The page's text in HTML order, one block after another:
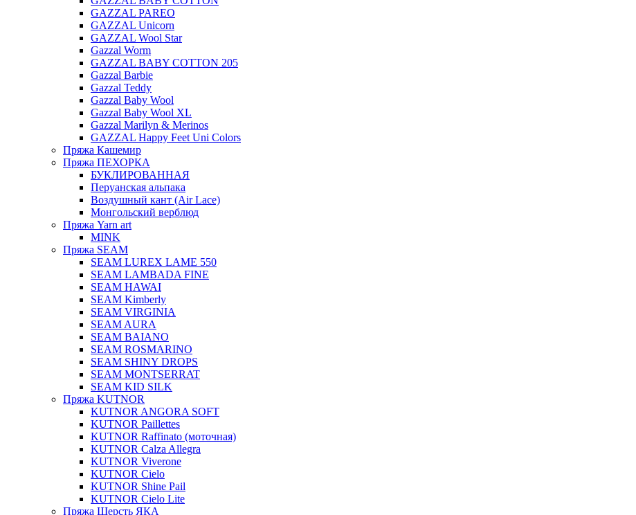
GAZZAL PAREO
GAZZAL Unicorn
GAZZAL Wool Star
Gazzal Worm
GAZZAL BABY COTTON 205
Gazzal Barbie
Gazzal Teddy
Gazzal Baby Wool
Gazzal Baby Wool XL
Gazzal Marilyn & Merinos
GAZZAL Happy Feet Uni Colors
Пряжа Кашемир
Пряжа ПЕХОРКА
БУКЛИРОВАННАЯ
Перуанская альпака
Воздушный кант (Air Lace)
Монгольский верблюд
Пряжа Yarn art
MINK
Пряжа SEAM
SEAM LUREX LAME 550
SEAM LAMBADA FINE
SEAM HAWAI
SEAM Kimberly
SEAM VIRGINIA
SEAM AURA
SEAM BAIANO
SEAM ROSMARINO
SEAM SHINY DROPS
SEAM MONTSERRAT
SEAM KID SILK
Пряжа KUTNOR
KUTNOR ANGORA SOFT
KUTNOR Paillettes
KUTNOR Raffinato (моточная)
KUTNOR Calza Allegra
KUTNOR Viverone
KUTNOR Cielo
KUTNOR Shine Pail
KUTNOR Cielo Lite
Пряжа Шерсть ЯКА